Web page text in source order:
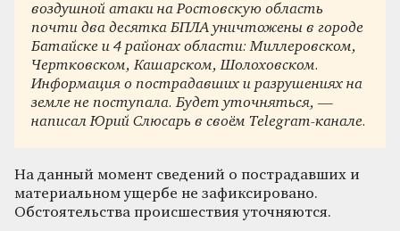
воздушной атаки на Ростовскую область
почти два десятка БПЛА уничтожены в городе
Батайске и 4 районах области: Миллеровском,
Чертковском, Кашарском, Шолоховском.
Информация о пострадавших и разрушениях на
земле не поступала. Будет уточняться, —
написал Юрий Слюсарь в своём Telegram-канале.
На данный момент сведений о пострадавших и
материальном ущербе не зафиксировано.
Обстоятельства происшествия уточняются.